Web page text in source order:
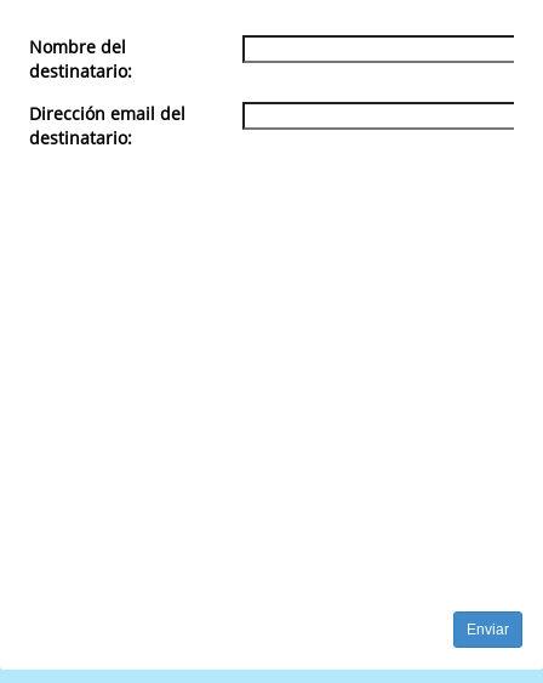
Nombre del
destinatario:
Dirección email del
destinatario: